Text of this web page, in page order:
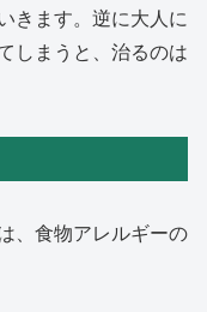
きます。逆に大人に
しまうと、治るのは
、食物アレルギーの